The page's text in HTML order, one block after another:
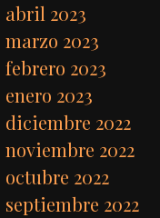
abril 2023
marzo 2023
febrero 2023
enero 2023
diciembre 2022
noviembre 2022
octubre 2022
septiembre 2022